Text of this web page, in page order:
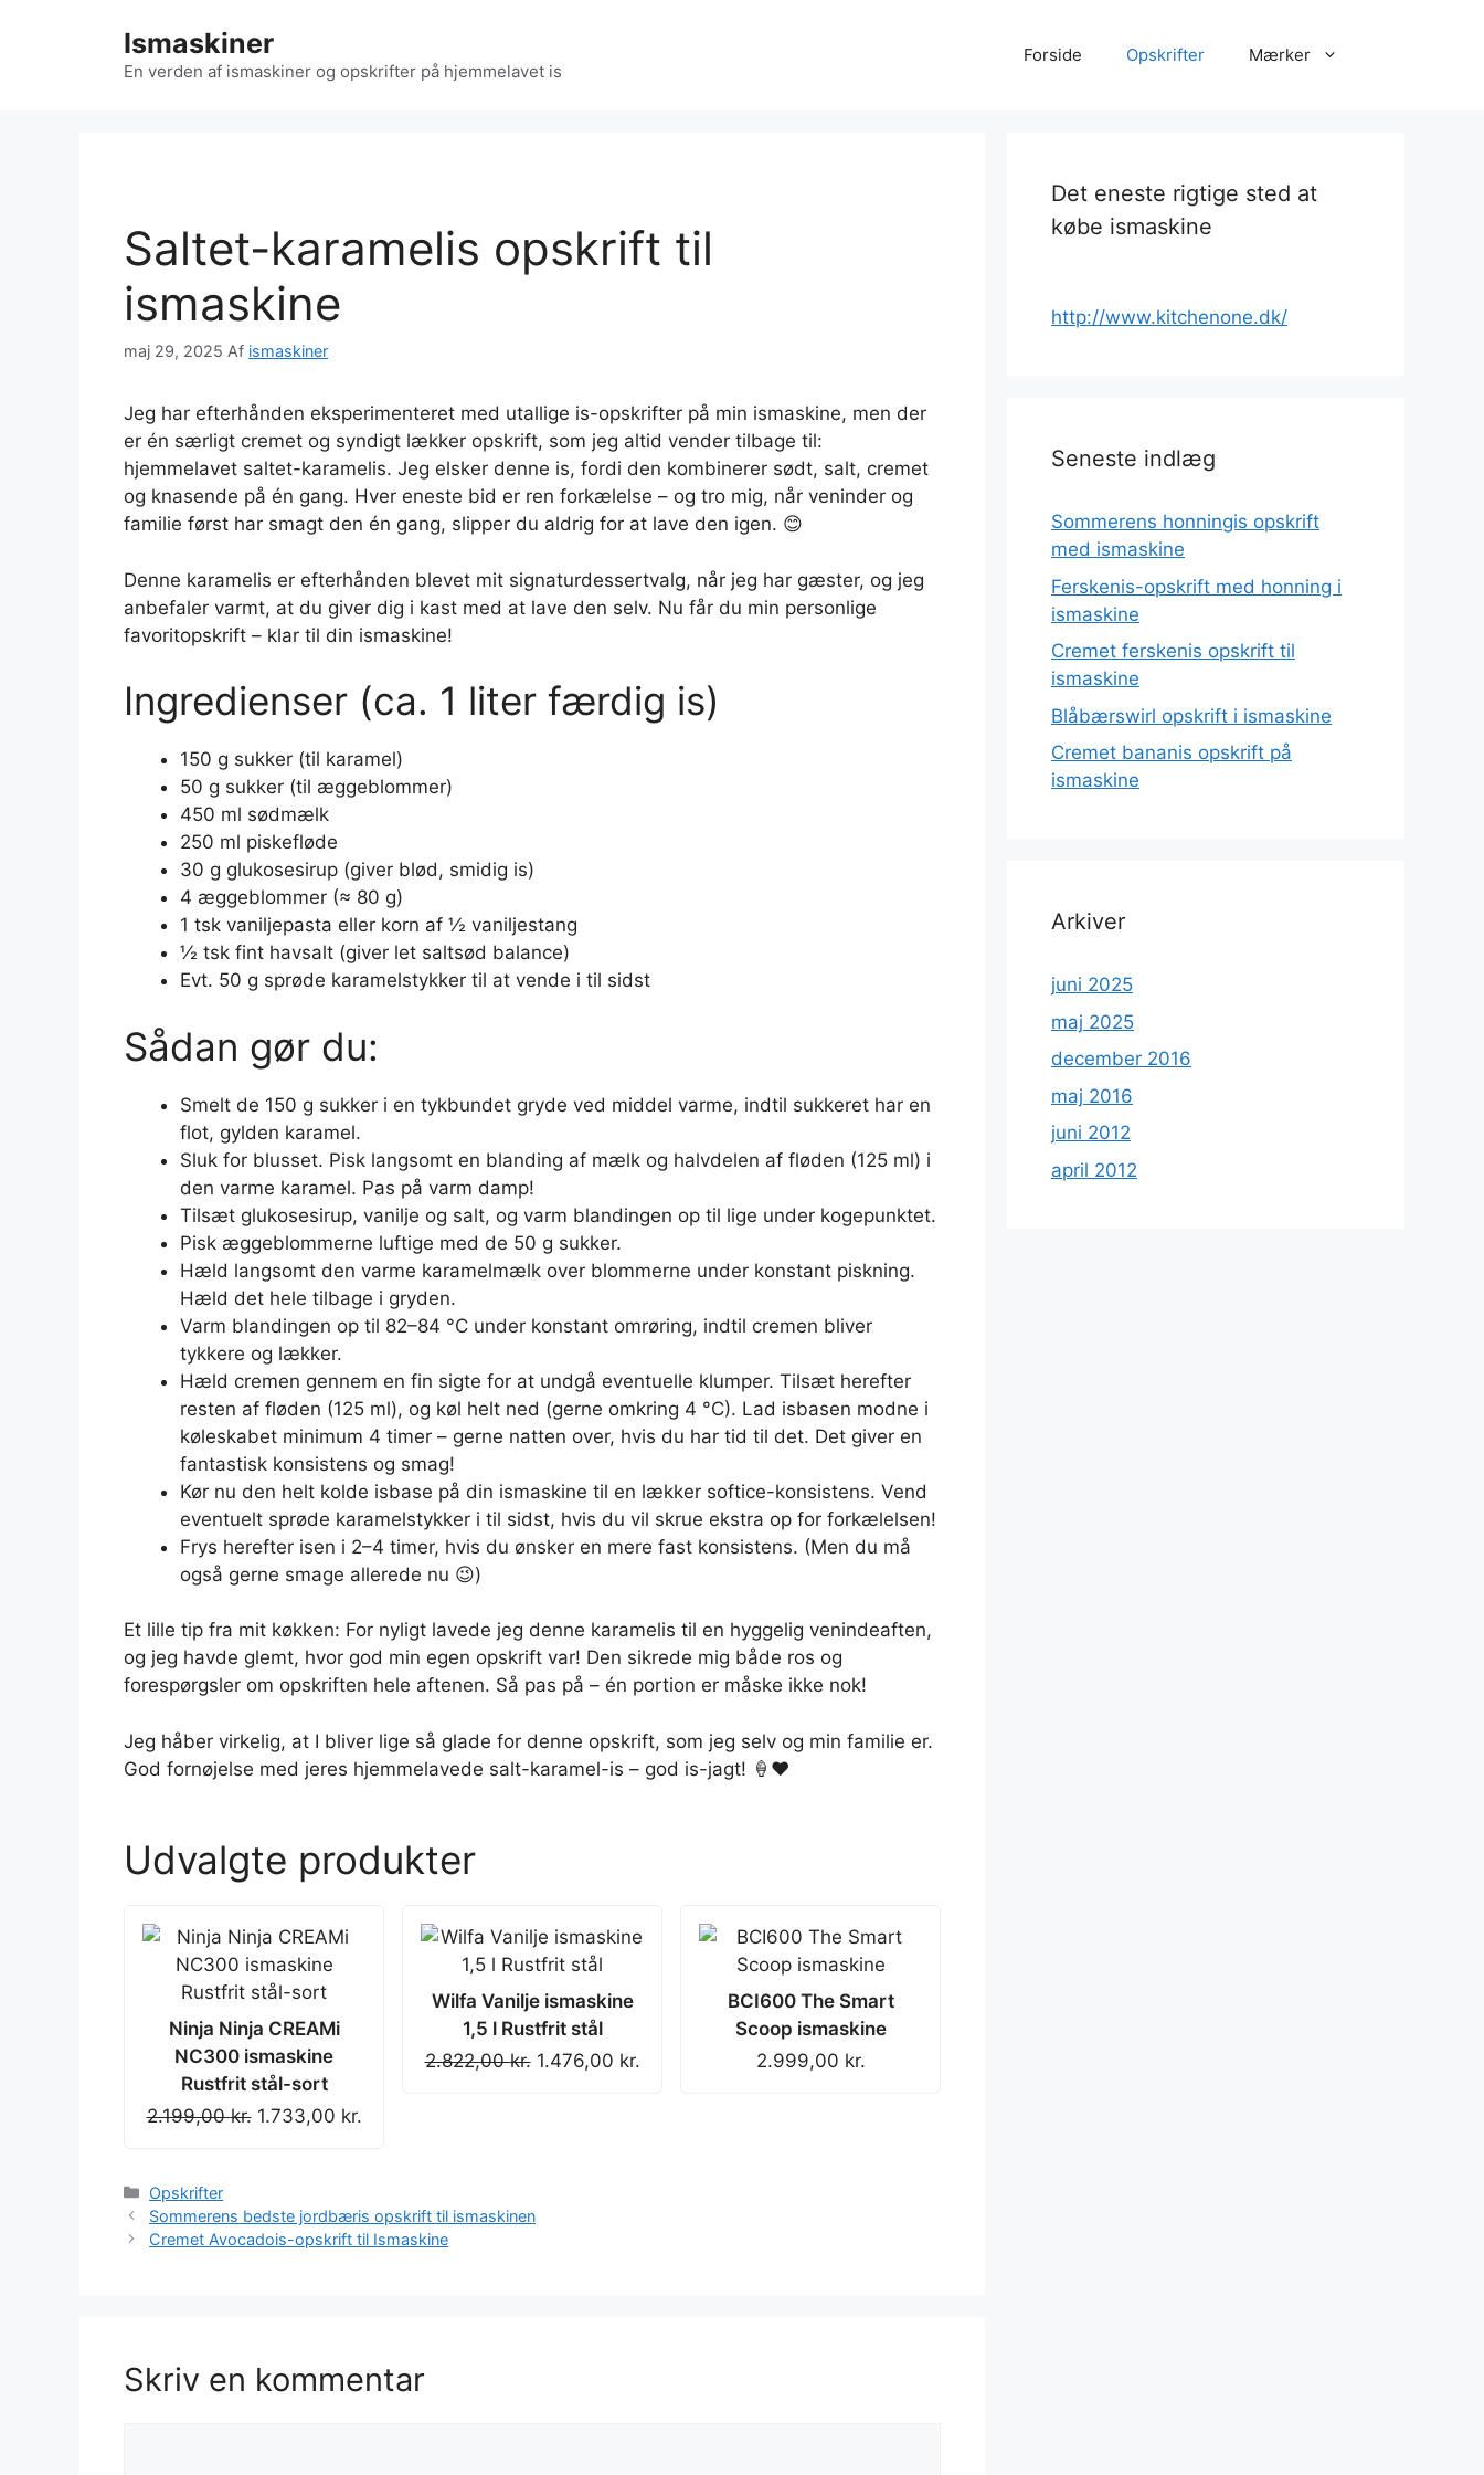
Ismaskiner
En verden af ismaskiner og opskrifter på hjemmelavet is
Forside Opskrifter Mærker
Saltet-karamelis opskrift til
ismaskine
maj 29, 2025 Af ismaskiner
Jeg har efterhånden eksperimenteret med utallige is-opskrifter på min ismaskine, men der
er én særligt cremet og syndigt lækker opskrift, som jeg altid vender tilbage til:
hjemmelavet saltet-karamelis. Jeg elsker denne is, fordi den kombinerer sødt, salt, cremet
og knasende på én gang. Hver eneste bid er ren forkælelse – og tro mig, når veninder og
familie først har smagt den én gang, slipper du aldrig for at lave den igen. 😊
Denne karamelis er efterhånden blevet mit signaturdessertvalg, når jeg har gæster, og jeg
anbefaler varmt, at du giver dig i kast med at lave den selv. Nu får du min personlige
favoritopskrift – klar til din ismaskine!
Ingredienser (ca. 1 liter færdig is)
150 g sukker (til karamel)
50 g sukker (til æggeblommer)
450 ml sødmælk
250 ml piskefløde
30 g glukosesirup (giver blød, smidig is)
4 æggeblommer (≈ 80 g)
1 tsk vaniljepasta eller korn af ½ vaniljestang
½ tsk fint havsalt (giver let saltsød balance)
Evt. 50 g sprøde karamelstykker til at vende i til sidst
Sådan gør du:
Smelt de 150 g sukker i en tykbundet gryde ved middel varme, indtil sukkeret har en
flot, gylden karamel.
Sluk for blusset. Pisk langsomt en blanding af mælk og halvdelen af fløden (125 ml) i
den varme karamel. Pas på varm damp!
Tilsæt glukosesirup, vanilje og salt, og varm blandingen op til lige under kogepunktet.
Pisk æggeblommerne luftige med de 50 g sukker.
Hæld langsomt den varme karamelmælk over blommerne under konstant piskning.
Hæld det hele tilbage i gryden.
Varm blandingen op til 82–84 °C under konstant omrøring, indtil cremen bliver
tykkere og lækker.
Hæld cremen gennem en fin sigte for at undgå eventuelle klumper. Tilsæt herefter
resten af fløden (125 ml), og køl helt ned (gerne omkring 4 °C). Lad isbasen modne i
køleskabet minimum 4 timer – gerne natten over, hvis du har tid til det. Det giver en
fantastisk konsistens og smag!
Kør nu den helt kolde isbase på din ismaskine til en lækker softice-konsistens. Vend
eventuelt sprøde karamelstykker i til sidst, hvis du vil skrue ekstra op for forkælelsen!
Frys herefter isen i 2–4 timer, hvis du ønsker en mere fast konsistens. (Men du må
også gerne smage allerede nu 😉)
Et lille tip fra mit køkken: For nyligt lavede jeg denne karamelis til en hyggelig venindeaften,
og jeg havde glemt, hvor god min egen opskrift var! Den sikrede mig både ros og
forespørgsler om opskriften hele aftenen. Så pas på – én portion er måske ikke nok!
Jeg håber virkelig, at I bliver lige så glade for denne opskrift, som jeg selv og min familie er.
God fornøjelse med jeres hjemmelavede salt-karamel-is – god is-jagt! 🍦❤
Udvalgte produkter
Ninja Ninja CREAMi
NC300 ismaskine
Rustfrit stål-sort
2.199,00kr. Original
1.733,00 kr.
Wilfa Vanilje ismaskine
1,5 l Rustfrit stål
2.822,00kr. Original
1.476,00 kr.
BCI600 The Smart
Scoop ismaskine
2.999,00 kr.
Kategorier
Opskrifter
Sommerens bedste jordbæris opskrift til ismaskinen
Cremet Avocadois-opskrift til Ismaskine
Skriv en kommentar
Det eneste rigtige sted at
købe ismaskine
http://www.kitchenone.dk/
Seneste indlæg
Sommerens honningis opskrift
med ismaskine
Ferskenis-opskrift med honning i
ismaskine
Cremet ferskenis opskrift til
ismaskine
Blåbærswirl opskrift i ismaskine
Cremet bananis opskrift på
ismaskine
Arkiver
juni 2025
maj 2025
december 2016
maj 2016
juni 2012
april 2012